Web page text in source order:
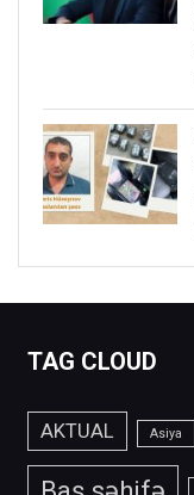
TAG CLOUD
AKTUAL Asiya